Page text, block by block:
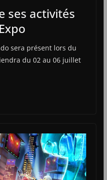
ses activités
sera présent lors du
du 02 au 06 juillet